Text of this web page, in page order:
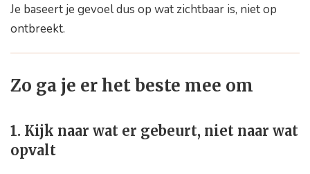
Je baseert je gevoel dus op wat zichtbaar is, niet op
ontbreekt.
Zo ga je er het beste mee om
1. Kijk naar wat er gebeurt, niet naar wat
opvalt